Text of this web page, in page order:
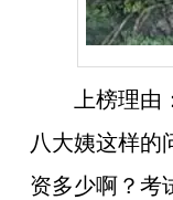
上榜理由
八大姨这样的
资多少啊？考